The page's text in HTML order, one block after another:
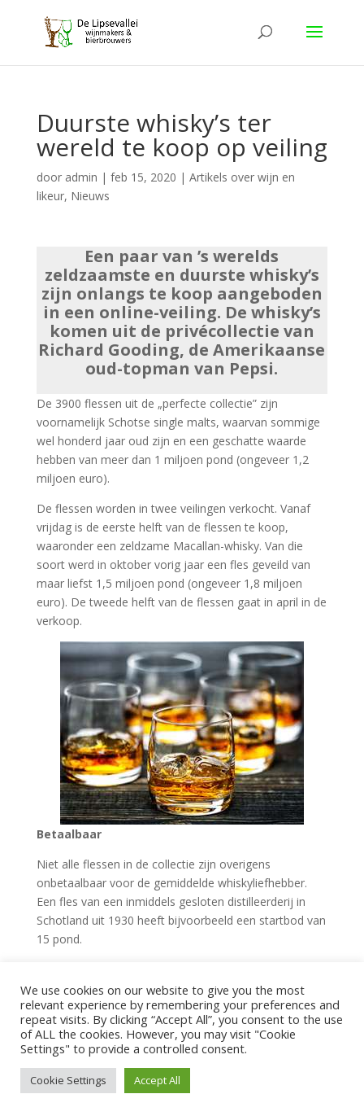
Duurste whisky’s ter
wereld te koop op veiling
door admin | feb 15, 2020 | Artikels over wijn en
likeur, Nieuws
Een paar van ’s werelds
zeldzaamste en duurste whisky’s
zijn onlangs te koop aangeboden
in een online-veiling. De whisky’s
komen uit de privécollectie van
Richard Gooding, de Amerikaanse
oud-topman van Pepsi.
De 3900 flessen uit de „perfecte collectie” zijn
voornamelijk Schotse single malts, waarvan sommige
wel honderd jaar oud zijn en een geschatte waarde
hebben van meer dan 1 miljoen pond (ongeveer 1,2
miljoen euro).
De flessen worden in twee veilingen verkocht. Vanaf
vrijdag is de eerste helft van de flessen te koop,
waaronder een zeldzame Macallan-whisky. Van die
soort werd in oktober vorig jaar een fles geveild van
maar liefst 1,5 miljoen pond (ongeveer 1,8 miljoen
euro). De tweede helft van de flessen gaat in april in de
verkoop.
Betaalbaar
Niet alle flessen in de collectie zijn overigens
onbetaalbaar voor de gemiddelde whiskyliefhebber.
Een fles van een inmiddels gesloten distilleerderij in
Schotland uit 1930 heeft bijvoorbeeld een startbod van
15 pond.
van elke goede whisky-distilleerderij in de wereld een
fles te verzamelen.
Bron: msn lifestyle
We use cookies on our website to give you the most
relevant experience by remembering your preferences and
repeat visits. By clicking “Accept All”, you consent to the use
of ALL the cookies. However, you may visit "Cookie
Settings" to provide a controlled consent.
Cookie Settings Accept All